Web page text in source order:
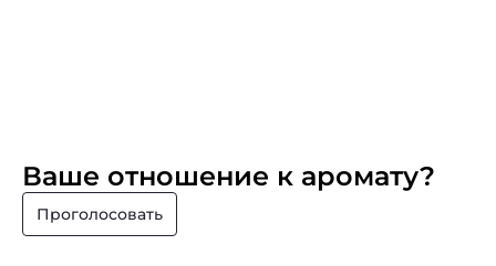
Ваше отношение к аромату?
Проголосовать